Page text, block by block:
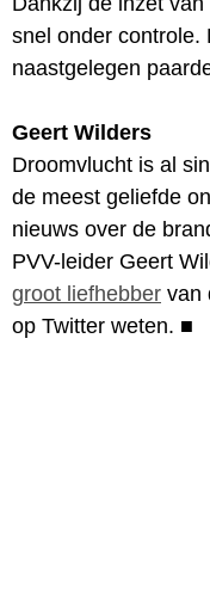
snel onder controle.
naastgelegen
Geert Wilders
Droomvlucht is al
de meest geliefde
nieuws over de
PVV-leider Geert
groot liefhebber van
op Twitter weten. ■